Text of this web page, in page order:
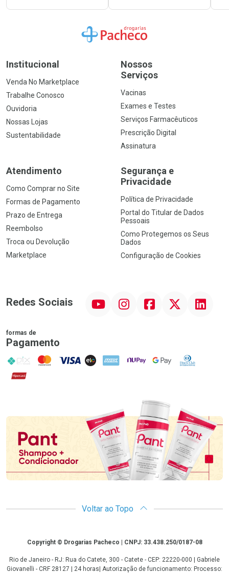
Ir para a Home
Institucional
Venda No Marketplace
Trabalhe Conosco
Ouvidoria
Nossas Lojas
Sustentabilidade
Nossos
Serviços
Vacinas
Exames e Testes
Serviços Farmacêuticos
Prescrição Digital
Assinatura
Atendimento
Como Comprar no Site
Formas de Pagamento
Prazo de Entrega
Reembolso
Troca ou Devolução
Marketplace
Segurança e
Privacidade
Política de Privacidade
Portal do Titular de Dados
Pessoais
Como Protegemos os Seus
Dados
Configuração de Cookies
Redes Sociais InstagramFacebook Linkedin
formas de
Pagamento
PIX MasterCard
VISA ELO AMEX NuPay Google PayDiners Club
Hipercard
Promoção em Destaque
Voltar ao Topo
CopyrightCopyright © Drogarias Pacheco | CNPJ: 33.438.250/0187-08
Rio de Janeiro - RJ: Rua do Catete, 300 - Catete - CEP: 22220-000 | Gabriele
Giovanelli - CRF 28127 | 24 horas| Autorização de funcionamento: Processo: